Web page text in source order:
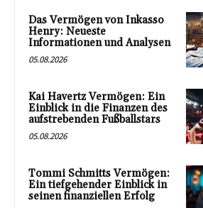
Das Vermögen von Inkasso
Henry: Neueste
Informationen und Analysen
05.08.2026
Kai Havertz Vermögen: Ein
Einblick in die Finanzen des
aufstrebenden Fußballstars
05.08.2026
Tommi Schmitts Vermögen:
Ein tiefgehender Einblick in
seinen finanziellen Erfolg